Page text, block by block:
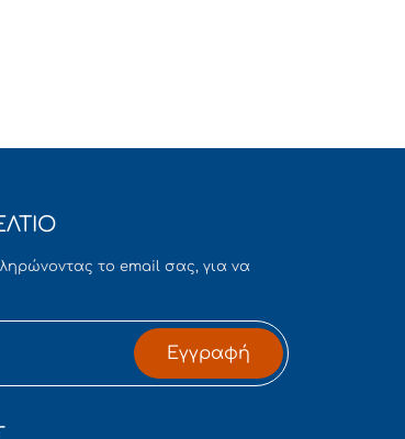
το email σας, για να
Εγγραφή